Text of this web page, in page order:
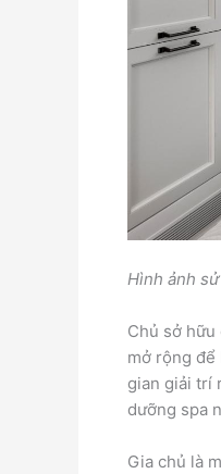
Hình ảnh
Chủ sở
mở rộng để
gian giải trí
dưỡng spa
Gia chủ là